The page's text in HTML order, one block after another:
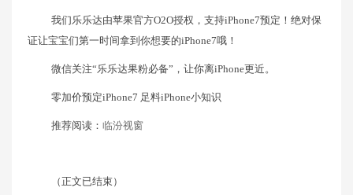
我们乐乐达由苹果官方O2O授权，支持iPhone7预定！绝对保
证让宝宝们第一时间拿到你想要的iPhone7哦！
微信关注“乐乐达果粉必备”，让你离iPhone更近。
零加价预定iPhone7 足料iPhone小知识
推荐阅读： 临汾视窗
（正文已结束）